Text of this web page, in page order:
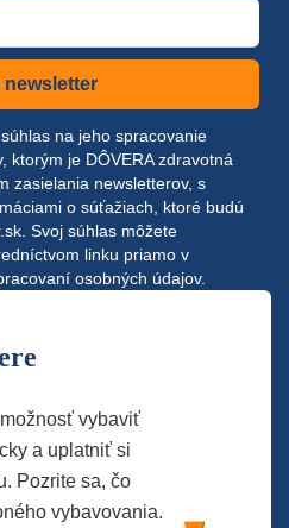
newsletter
na jeho spracovanie
ktorým je DÔVERA zdravotná
zasielania newsletterov, s
o súťažiach, ktoré budú
. Svoj súhlas môžete
linku priamo v
osobných údajov.
vybaviť
a uplatniť si
Pozrite sa, čo
vybavovania.